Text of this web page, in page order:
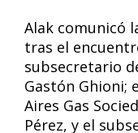
Alak comunicó
tras el
subsecretario
Gastón Ghioni;
Aires Gas
Pérez, y el